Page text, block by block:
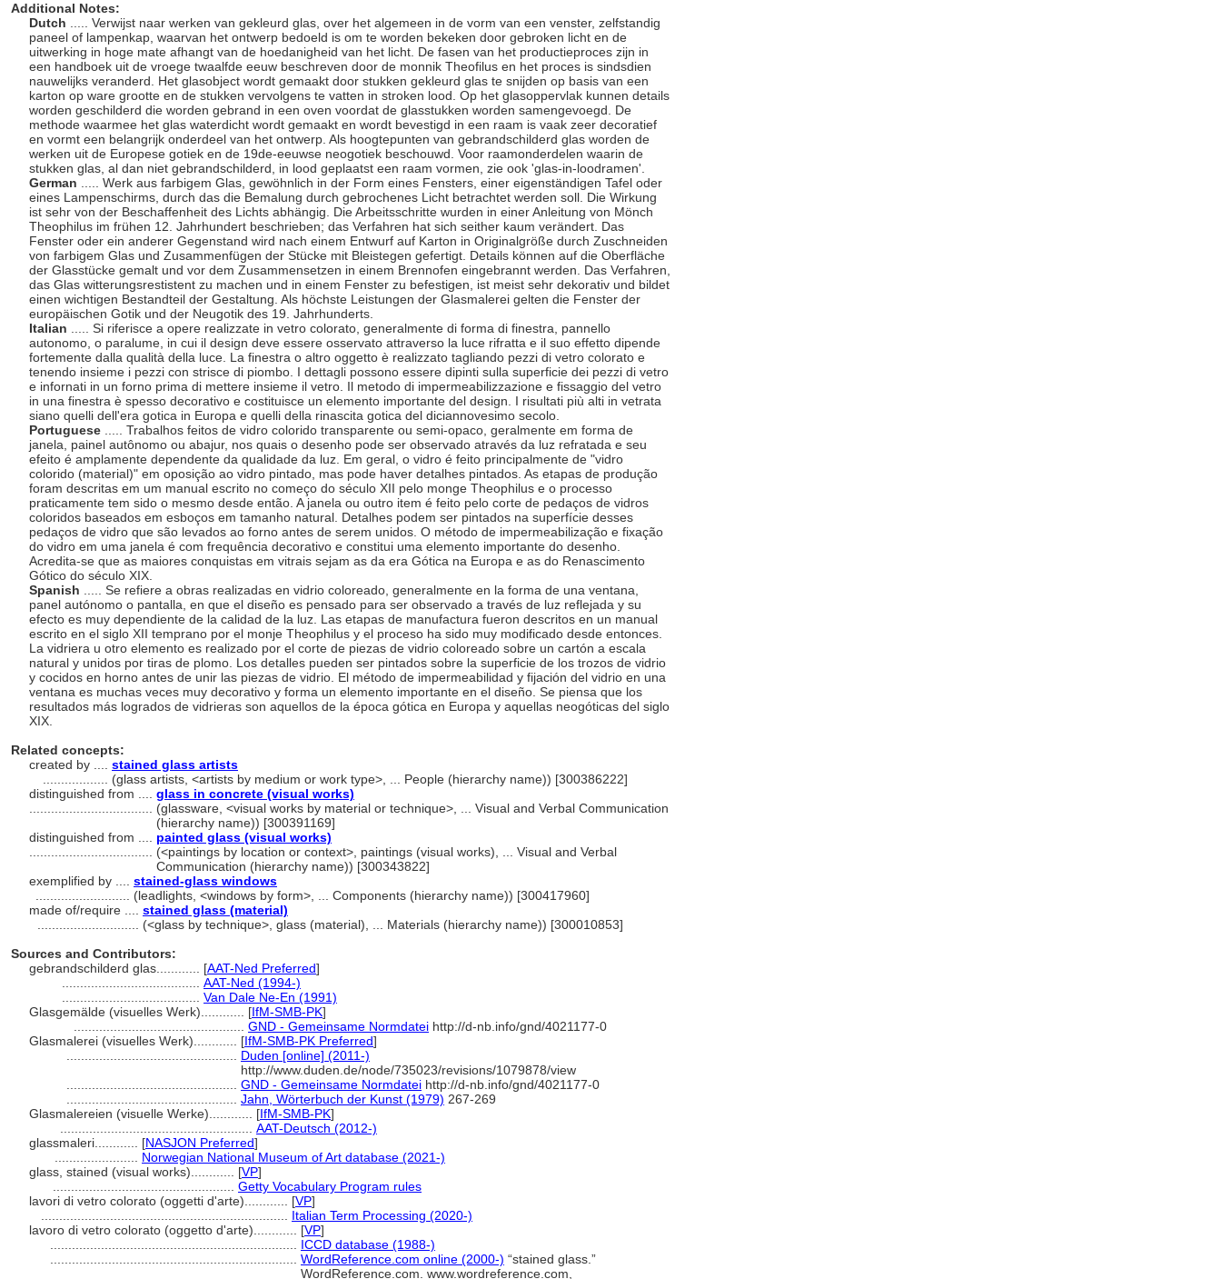
Additional Notes:
Dutch
..... Verwijst naar werken van gekleurd glas, over het algemeen in de vorm van een venster, zelfstandig
paneel of lampenkap, waarvan het ontwerp bedoeld is om te worden bekeken door gebroken licht en de
uitwerking in hoge mate afhangt van de hoedanigheid van het licht. De fasen van het productieproces zijn in
een handboek uit de vroege twaalfde eeuw beschreven door de monnik Theofilus en het proces is sindsdien
nauwelijks veranderd. Het glasobject wordt gemaakt door stukken gekleurd glas te snijden op basis van een
karton op ware grootte en de stukken vervolgens te vatten in stroken lood. Op het glasoppervlak kunnen details
worden geschilderd die worden gebrand in een oven voordat de glasstukken worden samengevoegd. De
methode waarmee het glas waterdicht wordt gemaakt en wordt bevestigd in een raam is vaak zeer decoratief
en vormt een belangrijk onderdeel van het ontwerp. Als hoogtepunten van gebrandschilderd glas worden de
werken uit de Europese gotiek en de 19de-eeuwse neogotiek beschouwd. Voor raamonderdelen waarin de
stukken glas, al dan niet gebrandschilderd, in lood geplaatst een raam vormen, zie ook 'glas-in-loodramen'.
German
..... Werk aus farbigem Glas, gewöhnlich in der Form eines Fensters, einer eigenständigen Tafel oder
eines Lampenschirms, durch das die Bemalung durch gebrochenes Licht betrachtet werden soll. Die Wirkung
ist sehr von der Beschaffenheit des Lichts abhängig. Die Arbeitsschritte wurden in einer Anleitung von Mönch
Theophilus im frühen 12. Jahrhundert beschrieben; das Verfahren hat sich seither kaum verändert. Das
Fenster oder ein anderer Gegenstand wird nach einem Entwurf auf Karton in Originalgröße durch Zuschneiden
von farbigem Glas und Zusammenfügen der Stücke mit Bleistegen gefertigt. Details können auf die Oberfläche
der Glasstücke gemalt und vor dem Zusammensetzen in einem Brennofen eingebrannt werden. Das Verfahren,
das Glas witterungsrestistent zu machen und in einem Fenster zu befestigen, ist meist sehr dekorativ und bildet
einen wichtigen Bestandteil der Gestaltung. Als höchste Leistungen der Glasmalerei gelten die Fenster der
europäischen Gotik und der Neugotik des 19. Jahrhunderts.
Italian
..... Si riferisce a opere realizzate in vetro colorato, generalmente di forma di finestra, pannello
autonomo, o paralume, in cui il design deve essere osservato attraverso la luce rifratta e il suo effetto dipende
fortemente dalla qualità della luce. La finestra o altro oggetto è realizzato tagliando pezzi di vetro colorato e
tenendo insieme i pezzi con strisce di piombo. I dettagli possono essere dipinti sulla superficie dei pezzi di vetro
e infornati in un forno prima di mettere insieme il vetro. Il metodo di impermeabilizzazione e fissaggio del vetro
in una finestra è spesso decorativo e costituisce un elemento importante del design. I risultati più alti in vetrata
siano quelli dell'era gotica in Europa e quelli della rinascita gotica del diciannovesimo secolo.
Portuguese
..... Trabalhos feitos de vidro colorido transparente ou semi-opaco, geralmente em forma de
janela, painel autônomo ou abajur, nos quais o desenho pode ser observado através da luz refratada e seu
efeito é amplamente dependente da qualidade da luz. Em geral, o vidro é feito principalmente de "vidro
colorido (material)" em oposição ao vidro pintado, mas pode haver detalhes pintados. As etapas de produção
foram descritas em um manual escrito no começo do século XII pelo monge Theophilus e o processo
praticamente tem sido o mesmo desde então. A janela ou outro item é feito pelo corte de pedaços de vidros
coloridos baseados em esboços em tamanho natural. Detalhes podem ser pintados na superfície desses
pedaços de vidro que são levados ao forno antes de serem unidos. O método de impermeabilização e fixação
do vidro em uma janela é com frequência decorativo e constitui uma elemento importante do desenho.
Acredita-se que as maiores conquistas em vitrais sejam as da era Gótica na Europa e as do Renascimento
Gótico do século XIX.
Spanish
..... Se refiere a obras realizadas en vidrio coloreado, generalmente en la forma de una ventana,
panel autónomo o pantalla, en que el diseño es pensado para ser observado a través de luz reflejada y su
efecto es muy dependiente de la calidad de la luz. Las etapas de manufactura fueron descritos en un manual
escrito en el siglo XII temprano por el monje Theophilus y el proceso ha sido muy modificado desde entonces.
La vidriera u otro elemento es realizado por el corte de piezas de vidrio coloreado sobre un cartón a escala
natural y unidos por tiras de plomo. Los detalles pueden ser pintados sobre la superficie de los trozos de vidrio
y cocidos en horno antes de unir las piezas de vidrio. El método de impermeabilidad y fijación del vidrio en una
ventana es muchas veces muy decorativo y forma un elemento importante en el diseño. Se piensa que los
resultados más logrados de vidrieras son aquellos de la época gótica en Europa y aquellas neogóticas del siglo
XIX.
Related concepts:
created by .... stained glass artists
(glass artists, <artists by medium or work type>, ... People (hierarchy name)) [300386222]
distinguished from .... glass in concrete (visual works)
(glassware, <visual works by material or technique>, ... Visual and Verbal Communication
(hierarchy name)) [300391169]
distinguished from .... painted glass (visual works)
(<paintings by location or context>, paintings (visual works), ... Visual and Verbal
Communication (hierarchy name)) [300343822]
exemplified by .... stained-glass windows
(leadlights, <windows by form>, ... Components (hierarchy name)) [300417960]
made of/require .... stained glass (material)
(<glass by technique>, glass (material), ... Materials (hierarchy name)) [300010853]
Sources and Contributors:
gebrandschilderd glas............ [AAT-Ned Preferred]
AAT-Ned (1994-)
Van Dale Ne-En (1991)
Glasgemälde (visuelles Werk)............ [IfM-SMB-PK]
GND - Gemeinsame Normdatei http://d-nb.info/gnd/4021177-0
Glasmalerei (visuelles Werk)............ [IfM-SMB-PK Preferred]
Duden [online] (2011-)
http://www.duden.de/node/735023/revisions/1079878/view
GND - Gemeinsame Normdatei http://d-nb.info/gnd/4021177-0
Jahn, Wörterbuch der Kunst (1979) 267-269
Glasmalereien (visuelle Werke)............ [IfM-SMB-PK]
AAT-Deutsch (2012-)
glassmaleri............ [NASJON Preferred]
Norwegian National Museum of Art database (2021-)
glass, stained (visual works)............ [VP]
Getty Vocabulary Program rules
lavori di vetro colorato (oggetti d'arte)............ [VP]
Italian Term Processing (2020-)
lavoro di vetro colorato (oggetto d'arte)............ [VP]
ICCD database (1988-)
WordReference.com online (2000-) “stained glass.”
WordReference.com. www.wordreference.com,